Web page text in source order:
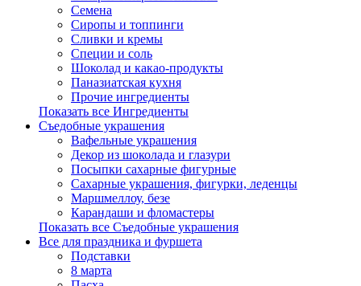
Семена
Сиропы и топпинги
Сливки и кремы
Специи и соль
Шоколад и какао-продукты
Паназиатская кухня
Прочие ингредиенты
Показать все Ингредиенты
Съедобные украшения
Вафельные украшения
Декор из шоколада и глазури
Посыпки сахарные фигурные
Сахарные украшения, фигурки, леденцы
Маршмеллоу, безе
Карандаши и фломастеры
Показать все Съедобные украшения
Все для праздника и фуршета
Подставки
8 марта